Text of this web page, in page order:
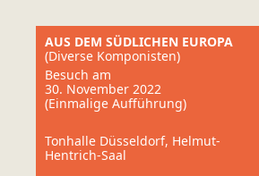
AUS DEM SÜDLICHEN EUROPA
(Diverse Komponisten)
Besuch am
30. November 2022
(Einmalige Aufführung)
Tonhalle Düsseldorf, Helmut-
Hentrich-Saal